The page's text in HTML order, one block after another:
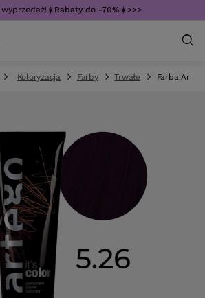
wyprzedaż!☀️Rabaty do -70%☀️>>>
Koloryzacja Farby Trwałe Farba